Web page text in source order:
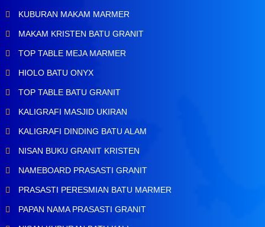
KUBURAN MAKAM MARMER
MAKAM KRISTEN BATU GRANIT
TOP TABLE MEJA MARMER
HIOLO BATU ONYX
TOP TABLE BATU GRANIT
KALIGRAFI MASJID UKIRAN
KALIGRAFI DINDING BATU ALAM
NISAN BUKU GRANIT KRISTEN
NAMEBOARD PRASASTI GRANIT
PRASASTI PERESMIAN BATU MARMER
PAPAN NAMA PRASASTI GRANIT